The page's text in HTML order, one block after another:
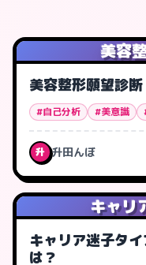
美容
美容整形願望診
#自己分析 #美意識
升 升田んぼ
キャリ
キャリア迷子タ
は？